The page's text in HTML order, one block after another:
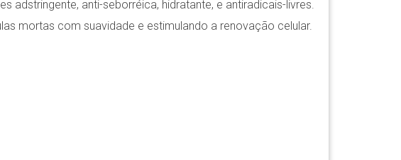
adstringente, anti-seborréica, hidratante, e antiradicais-livres.
mortas com suavidade e estimulando a renovação celular.